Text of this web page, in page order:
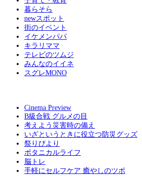
暮らそら
newスポット
街のイベント
イケメンパパ
キラリママ
テレビのツムジ
みんなのイイネ
スグレMONO
Cinema Preview
B級合戦 グルメの目
考えよう災害時の備え
いざというときに役立つ防災グッズ
祭りびより
ボタニカルライフ
脳トレ
手軽にセルフケア 癒やしのツボ